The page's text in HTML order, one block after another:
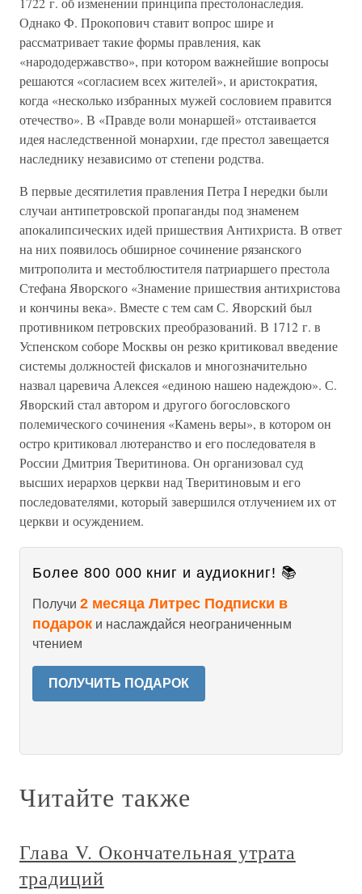
Однако Ф. Прокопович ставит вопрос шире и
рассматривает такие формы правления, как
«народодержавство», при котором важнейшие вопросы
решаются «согласием всех жителей», и аристократия,
когда «несколько избранных мужей сословием правится
отечество». В «Правде воли монаршей» отстаивается
идея наследственной монархии, где престол завещается
наследнику независимо от степени родства.
В первые десятилетия правления Петра I нередки были
случаи антипетровской пропаганды под знаменем
апокалипсических идей пришествия Антихриста. В ответ
на них появилось обширное сочинение рязанского
митрополита и местоблюстителя патриаршего престола
Стефана Яворского «Знамение пришествия антихристова
и кончины века». Вместе с тем сам С. Яворский был
противником петровских преобразований. В 1712 г. в
Успенском соборе Москвы он резко критиковал введение
системы должностей фискалов и многозначительно
назвал царевича Алексея «единою нашею надеждою». С.
Яворский стал автором и другого богословского
полемического сочинения «Камень веры», в котором он
остро критиковал лютеранство и его последователя в
России Дмитрия Тверитинова. Он организовал суд
высших иерархов церкви над Тверитиновым и его
последователями, который завершился отлучением их от
церкви и осуждением.
Более 800 000 книг и аудиокниг! 📚
Получи 2 месяца Литрес Подписки в
подарок и наслаждайся неограниченным
чтением
ПОЛУЧИТЬ ПОДАРОК
Читайте также
Глава V. Окончательная утрата
традиций